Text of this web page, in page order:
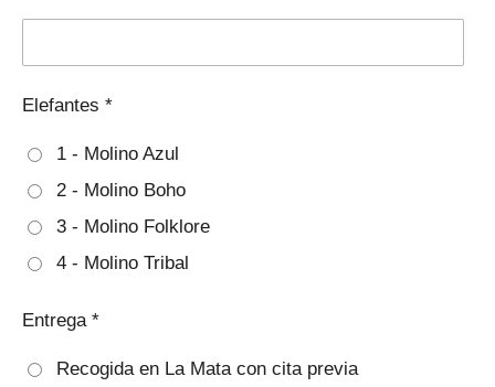
Elefantes *
1 - Molino Azul
2 - Molino Boho
3 - Molino Folklore
4 - Molino Tribal
Entrega *
Recogida en La Mata con cita previa